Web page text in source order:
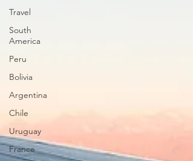
Travel
South
America
Peru
Bolivia
Argentina
Chile
Uruguay
France